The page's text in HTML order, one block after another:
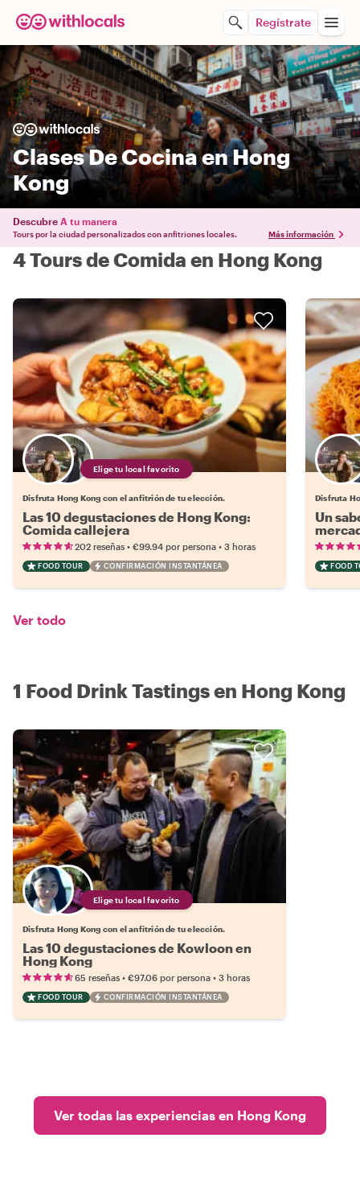
Regístrate
Clases De Cocina en Hong
Kong
Descubre A tu manera
Tours por la ciudad personalizados con anfitriones locales. Más información
4 Tours de Comida en Hong Kong
Elige tu local favorito
Disfruta Hong Kong con el anfitrión de tu elección.
Las 10 degustaciones de Hong Kong:
Comida callejera
202 reseñas • €99.94 por persona • 3 horas
FOOD TOUR CONFIRMACIÓN INSTANTÁNEA
Disfruta
Un
FOOD
Ver todo
1 Food Drink Tastings en Hong Kong
Elige tu local favorito
Disfruta Hong Kong con el anfitrión de tu elección.
Las 10 degustaciones de Kowloon en
Hong Kong
65 reseñas • €97.06 por persona • 3 horas
FOOD TOUR CONFIRMACIÓN INSTANTÁNEA
Ver todas las experiencias en Hong Kong